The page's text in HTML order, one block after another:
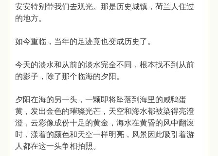
安安特别带我们去观光。那是历史城镇，荷兰人住过
的地方。
如今重临，当年的足迹竟也变成历史了。
今天的淡水和从前的淡水完全不同，根本找不到从前
的影子，除了那个临海的夕阳。
夕阳在海的另一头，一颗即将坠落到海里的咸鸭蛋
黄，发出金色的璀璨光芒，天空和海水都被染得亮澄
澄，云彩像成份十足的黄金，海水在黄昏的风中翻滚
时，漾着的颜色和天空一样明亮，风景因此吸引着游
人都在这一头争相拍照。